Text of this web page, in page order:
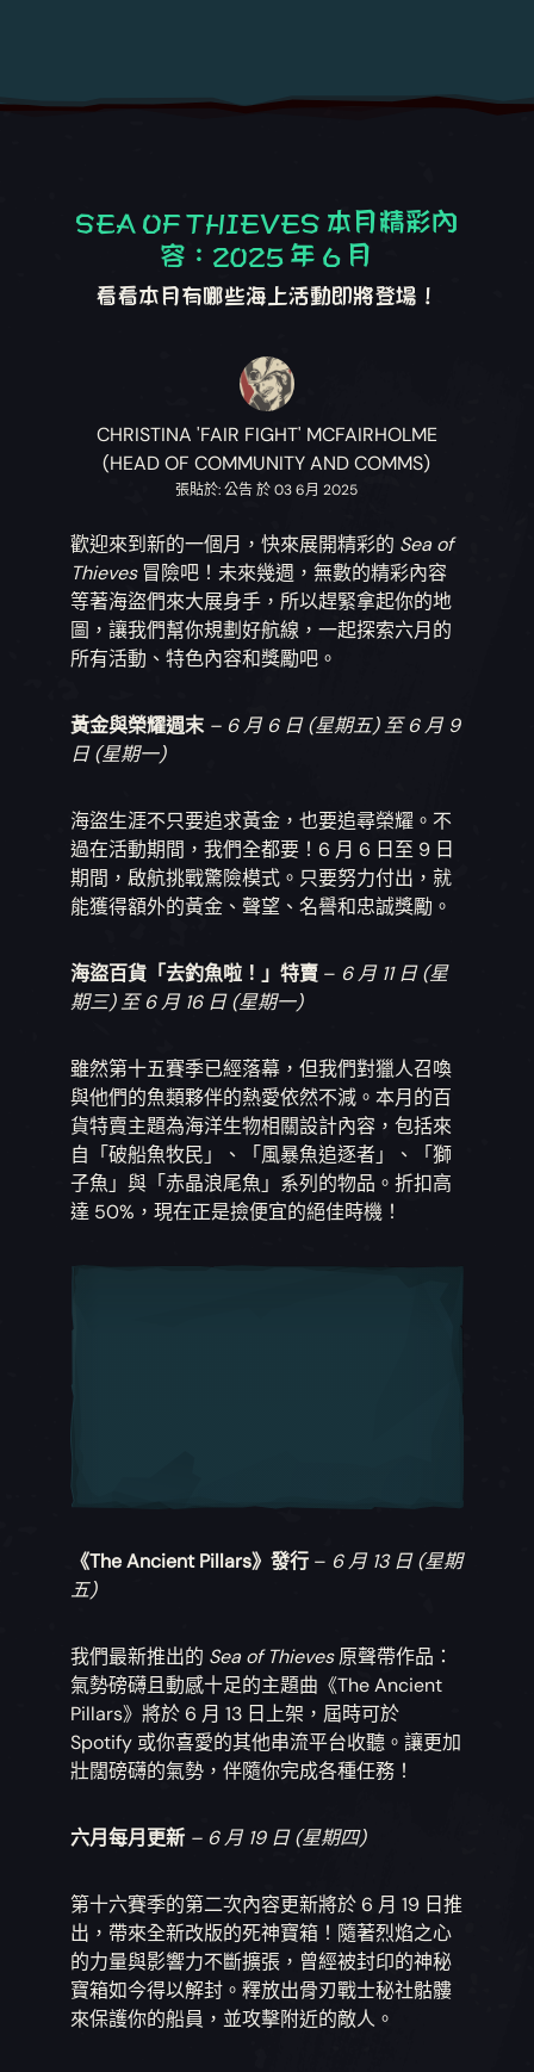
SEA OF THIEVES 本月精彩內
容：2025 年 6 月
看看本月有哪些海上活動即將登場！
CHRISTINA 'FAIR FIGHT' MCFAIRHOLME
(HEAD OF COMMUNITY AND COMMS)
張貼於: 公告 於 03 6月 2025
歡迎來到新的一個月，快來展開精彩的 Sea of
Thieves冒險吧！未來幾週，無數的精彩內容
等著海盜們來大展身手，所以趕緊拿起你的地
圖，讓我們幫你規劃好航線，一起探索六月的
所有活動、特色內容和獎勵吧。
黃金與榮耀週末 – 6 月 6 日 (星期五) 至 6 月 9
日 (星期一)
海盜生涯不只要追求黃金，也要追尋榮耀。不
過在活動期間，我們全都要！6 月 6 日至 9 日
期間，啟航挑戰驚險模式。只要努力付出，就
能獲得額外的黃金、聲望、名譽和忠誠獎勵。
海盜百貨「去釣魚啦！」特賣 – 6 月 11 日 (星
期三) 至 6 月 16 日 (星期一)
雖然第十五賽季已經落幕，但我們對獵人召喚
與他們的魚類夥伴的熱愛依然不減。本月的百
貨特賣主題為海洋生物相關設計內容，包括來
自「破船魚牧民」、「風暴魚追逐者」、「獅
子魚」與「赤晶浪尾魚」系列的物品。折扣高
達 50%，現在正是撿便宜的絕佳時機！
《The Ancient Pillars》發行 – 6 月 13 日 (星期
五)
我們最新推出的 Sea of Thieves原聲帶作品：
氣勢磅礴且動感十足的主題曲《The Ancient
Pillars》將於 6 月 13 日上架，屆時可於
Spotify 或你喜愛的其他串流平台收聽。讓更加
壯闊磅礴的氣勢，伴隨你完成各種任務！
六月每月更新 – 6 月 19 日 (星期四)
第十六賽季的第二次內容更新將於 6 月 19 日推
出，帶來全新改版的死神寶箱！隨著烈焰之心
的力量與影響力不斷擴張，曾經被封印的神秘
寶箱如今得以解封。釋放出骨刃戰士秘社骷髏
來保護你的船員，並攻擊附近的敵人。